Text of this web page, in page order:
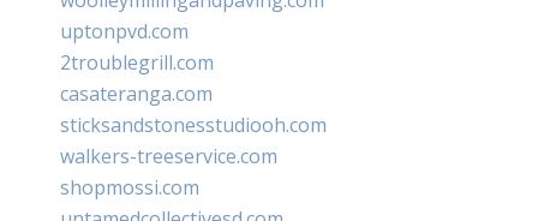
uptonpvd.com
2troublegrill.com
casateranga.com
sticksandstonesstudiooh.com
walkers-treeservice.com
shopmossi.com